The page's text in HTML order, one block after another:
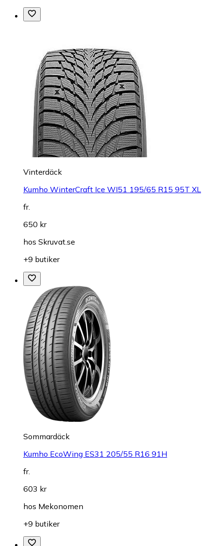
Vinterdäck
Kumho WinterCraft Ice WI51 195/65 R15 95T XL
fr.
650 kr
hos Skruvat.se
+9 butiker
Sommardäck
Kumho EcoWing ES31 205/55 R16 91H
fr.
603 kr
hos Mekonomen
+9 butiker